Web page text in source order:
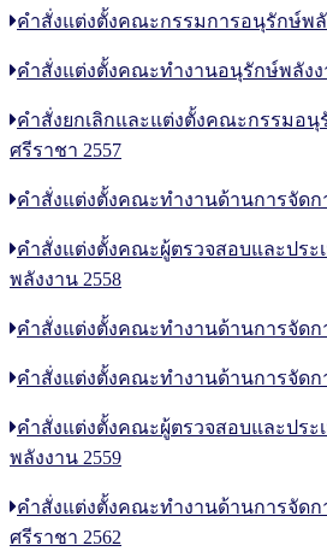
คำสั่งแต่งตั้งคณะกรรมการอนุรักษ์พลั
คำสั่งแต่งตั้งคณะทำงานอนุรักษ์พลังง
คำสั่งยกเลิกและแต่งตั้งคณะกรรมอนุ
ศรีราชา 2557
คำสั่งแต่งตั้งคณะทำงานด้านการจัดก
คำสั่งแต่งตั้งคณะผู้ตรวจสอบและประ
พลังงาน 2558
คำสั่งแต่งตั้งคณะทำงานด้านการจัดก
คำสั่งแต่งตั้งคณะทำงานด้านการจัดก
คำสั่งแต่งตั้งคณะผู้ตรวจสอบและประ
พลังงาน 2559
คำสั่งแต่งตั้งคณะทำงานด้านการจัดก
ศรีราชา 2562